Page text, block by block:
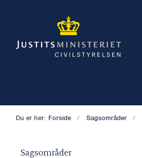
Du er her: Forside Sagsområder
Sagsområder